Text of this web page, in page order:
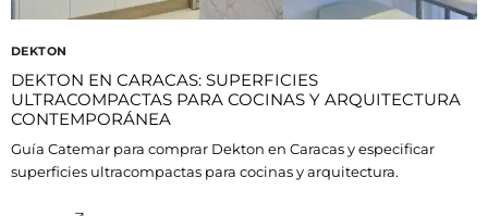
DEKTON
DEKTON EN CARACAS: SUPERFICIES
ULTRACOMPACTAS PARA COCINAS Y ARQUITECTURA
CONTEMPORÁNEA
Guía Catemar para comprar Dekton en Caracas y especificar
superficies ultracompactas para cocinas y arquitectura.